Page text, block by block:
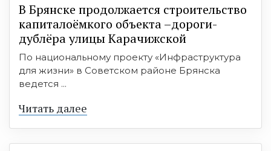
В Брянске продолжается строительство
капиталоёмкого объекта –дороги-
дублёра улицы Карачижской
По национальному проекту «Инфраструктура
для жизни» в Советском районе Брянска
ведется ...
Читать далее